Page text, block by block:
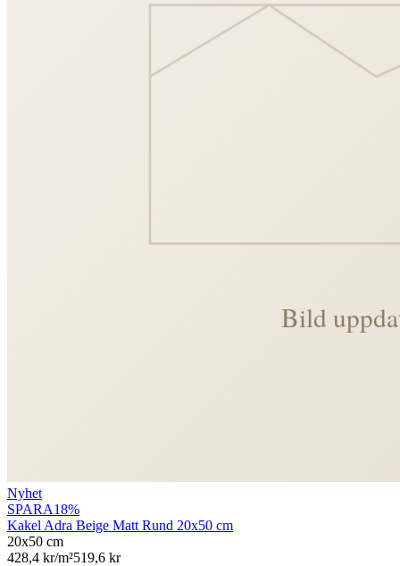
Nyhet
SPARA18%
Kakel Adra Beige Matt Rund 20x50 cm
20x50 cm
428,4 kr/m²519,6 kr